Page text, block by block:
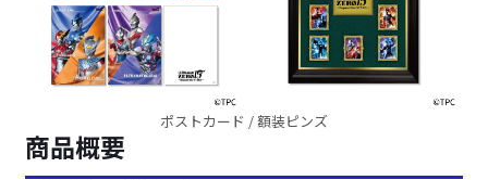
ポストカード / 額装ピンズ
商品概要